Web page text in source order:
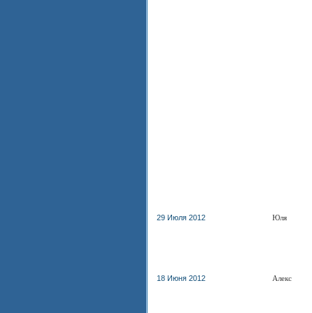
29 Июля 2012 Юля
18 Июня 2012 Алекс